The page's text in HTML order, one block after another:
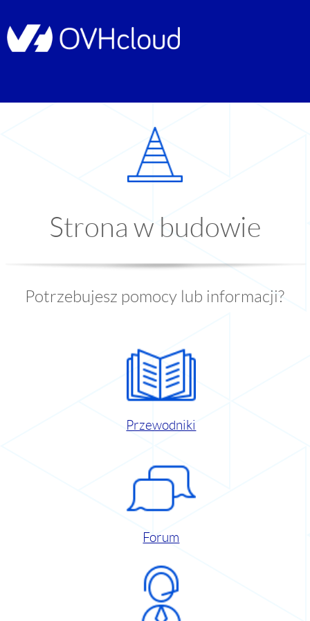
Strona w budowie
Potrzebujesz pomocy lub informacji?
Przewodniki
Forum